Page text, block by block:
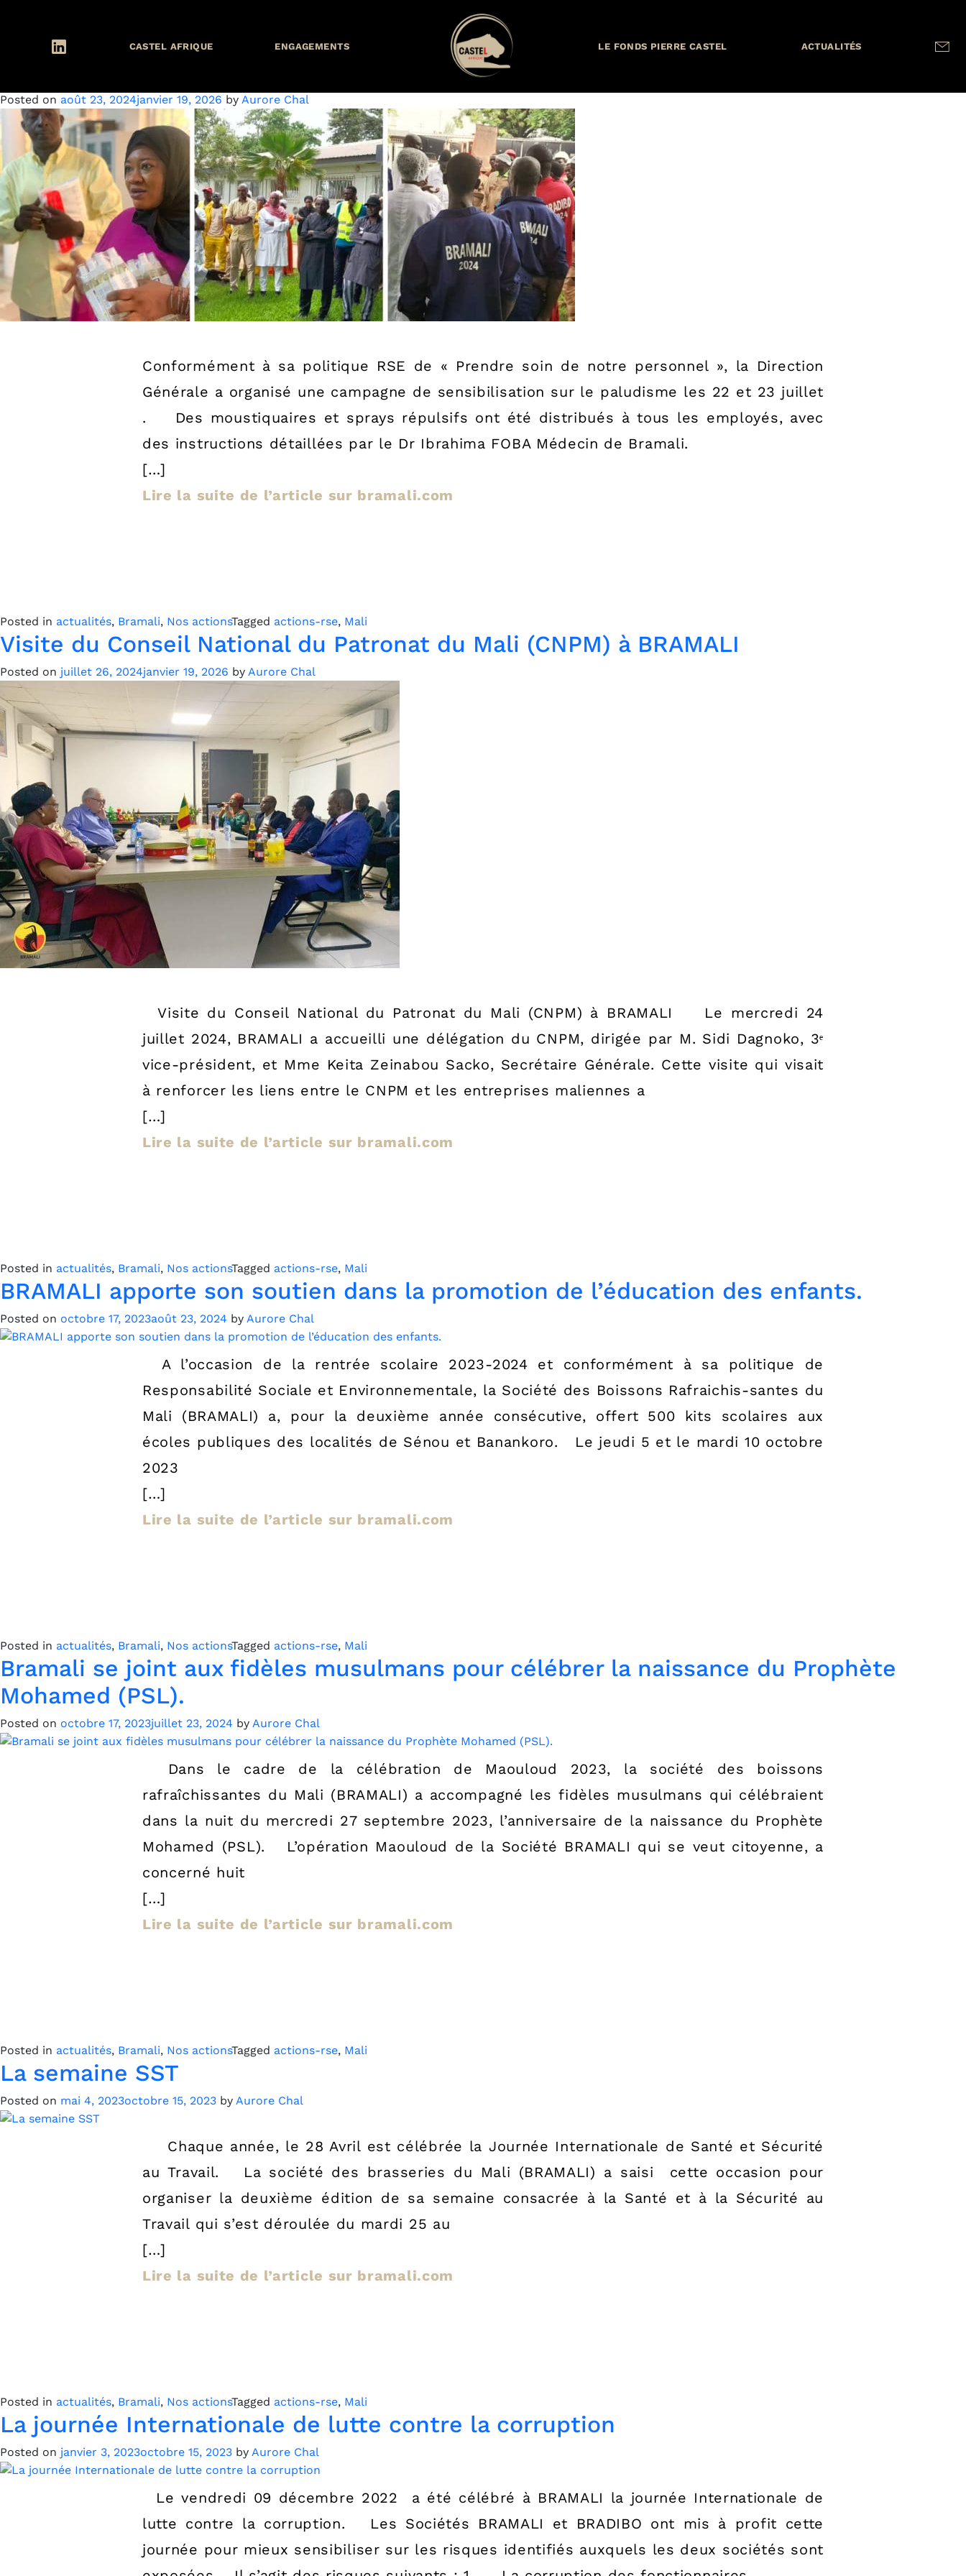
CASTEL AFRIQUE ENGAGEMENTS LE FONDS PIERRE CASTEL ACTUALITÉS
Posted on août 23, 2024janvier 19, 2026 by Aurore Chal
Conformément à sa politique RSE de « Prendre soin de notre personnel », la Direction
Générale a organisé une campagne de sensibilisation sur le paludisme les 22 et 23 juillet
. Des moustiquaires et sprays répulsifs ont été distribués à tous les employés, avec
des instructions détaillées par le Dr Ibrahima FOBA Médecin de Bramali.
[…]
Lire la suite de l’article sur bramali.com
Posted in actualités, Bramali, Nos actionsTagged actions-rse, Mali
Visite du Conseil National du Patronat du Mali (CNPM) à BRAMALI
Posted on juillet 26, 2024janvier 19, 2026 by Aurore Chal
Visite du Conseil National du Patronat du Mali (CNPM) à BRAMALI Le mercredi 24
juillet 2024, BRAMALI a accueilli une délégation du CNPM, dirigée par M. Sidi Dagnoko, 3ᵉ
vice-président, et Mme Keita Zeinabou Sacko, Secrétaire Générale. Cette visite qui visait
à renforcer les liens entre le CNPM et les entreprises maliennes a
[…]
Lire la suite de l’article sur bramali.com
Posted in actualités, Bramali, Nos actionsTagged actions-rse, Mali
BRAMALI apporte son soutien dans la promotion de l’éducation des enfants.
Posted on octobre 17, 2023août 23, 2024 by Aurore Chal
A l’occasion de la rentrée scolaire 2023-2024 et conformément à sa politique de
Responsabilité Sociale et Environnementale, la Société des Boissons Rafraichis-santes du
Mali (BRAMALI) a, pour la deuxième année consécutive, offert 500 kits scolaires aux
écoles publiques des localités de Sénou et Banankoro. Le jeudi 5 et le mardi 10 octobre
2023
[…]
Lire la suite de l’article sur bramali.com
Posted in actualités, Bramali, Nos actionsTagged actions-rse, Mali
Bramali se joint aux fidèles musulmans pour célébrer la naissance du Prophète
Mohamed (PSL).
Posted on octobre 17, 2023juillet 23, 2024 by Aurore Chal
Dans le cadre de la célébration de Maouloud 2023, la société des boissons
rafraîchissantes du Mali (BRAMALI) a accompagné les fidèles musulmans qui célébraient
dans la nuit du mercredi 27 septembre 2023, l’anniversaire de la naissance du Prophète
Mohamed (PSL). L’opération Maouloud de la Société BRAMALI qui se veut citoyenne, a
concerné huit
[…]
Lire la suite de l’article sur bramali.com
Posted in actualités, Bramali, Nos actionsTagged actions-rse, Mali
La semaine SST
Posted on mai 4, 2023octobre 15, 2023 by Aurore Chal
Chaque année, le 28 Avril est célébrée la Journée Internationale de Santé et Sécurité
au Travail. La société des brasseries du Mali (BRAMALI) a saisi cette occasion pour
organiser la deuxième édition de sa semaine consacrée à la Santé et à la Sécurité au
Travail qui s’est déroulée du mardi 25 au
[…]
Lire la suite de l’article sur bramali.com
Posted in actualités, Bramali, Nos actionsTagged actions-rse, Mali
La journée Internationale de lutte contre la corruption
Posted on janvier 3, 2023octobre 15, 2023 by Aurore Chal
Le vendredi 09 décembre 2022 a été célébré à BRAMALI la journée Internationale de
lutte contre la corruption. Les Sociétés BRAMALI et BRADIBO ont mis à profit cette
journée pour mieux sensibiliser sur les risques identifiés auxquels les deux sociétés sont